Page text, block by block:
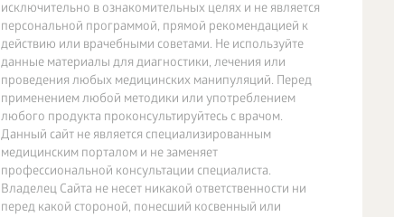
исключительно в ознакомительных целях и не является
персональной программой, прямой рекомендацией к
действию или врачебными советами. Не используйте
данные материалы для диагностики, лечения или
проведения любых медицинских манипуляций. Перед
применением любой методики или употреблением
любого продукта проконсультируйтесь с врачом.
Данный сайт не является специализированным
медицинским порталом и не заменяет
профессиональной консультации специалиста.
Владелец Сайта не несет никакой ответственности ни
перед какой стороной, понесший косвенный или